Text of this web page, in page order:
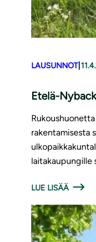
LAUSUNNOT|
Etelä-
rakentamisesta
laitakaupungille
LUE LISÄÄ